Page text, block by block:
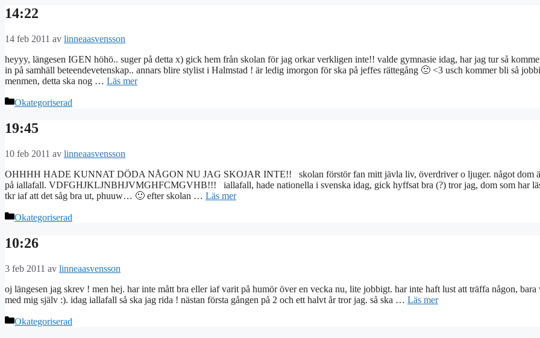
14:22
14 feb 2011 av linneaasvensson
heyyy, längesen IGEN höhö.. suger på detta x) gick hem från skolan för jag orkar verkligen inte!! valde gymnasie idag, har jag tur så
in på samhäll beteendevetenskap.. annars blire stylist i Halmstad ! är ledig imorgon för ska på jeffes rättegång 🙁 <3 usch kommer bli så
menmen, detta ska nog … Läs mer
Kategorier
Okategoriserad
19:45
10 feb 2011 av linneaasvensson
OHHHH HADE KUNNAT DÖDA NÅGON NU JAG SKOJAR INTE!! skolan förstör fan mitt jävla liv, överdriver o ljuger. något dom
på iallafall. VDFGHJKLJNBHJVMGHFCMGVHB!!! iallafall, hade nationella i svenska idag, gick hyffsat bra (?) tror jag, dom som har
tkr iaf att det såg bra ut, phuuw… 🙂 efter skolan … Läs mer
Kategorier
Okategoriserad
10:26
3 feb 2011 av linneaasvensson
oj längesen jag skrev ! men hej. har inte mått bra eller iaf varit på humör över en vecka nu, lite jobbigt. har inte haft lust att träffa någon, bara
med mig själv :). idag iallafall så ska jag rida ! nästan första gången på 2 och ett halvt år tror jag. så ska … Läs mer
Kategorier
Okategoriserad